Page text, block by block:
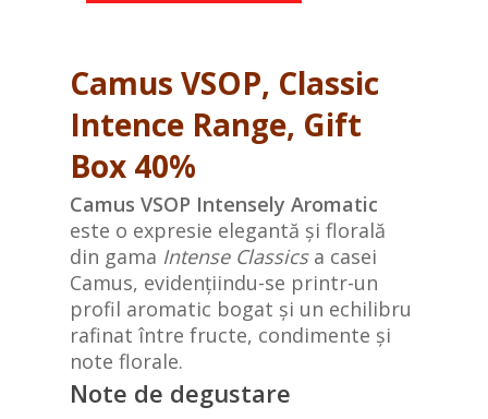
Camus VSOP, Classic
Intence Range, Gift
Box 40%
Camus VSOP Intensely Aromatic
este o expresie elegantă și florală
din gama Intense Classicsa casei
Camus, evidențiindu-se printr-un
profil aromatic bogat și un echilibru
rafinat între fructe, condimente și
note florale.
Note de degustare